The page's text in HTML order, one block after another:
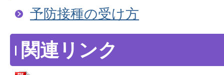
予防接種の受け方
関連リンク